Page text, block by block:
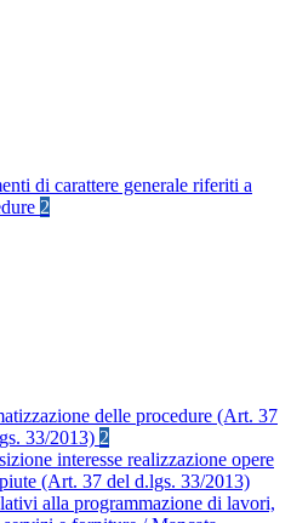
di carattere generale riferiti a
2
delle procedure (Art. 37
33/2013) 2
interesse realizzazione opere
(Art. 37 del d.lgs. 33/2013)
alla programmazione di lavori,